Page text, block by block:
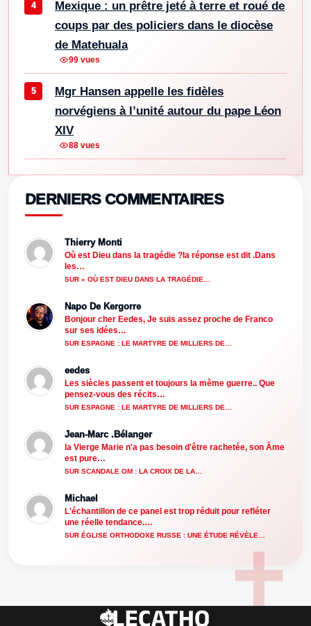
Mexique : un prêtre jeté à terre et roué de
coups par des policiers dans le diocèse
de Matehuala
99 vues
Mgr Hansen appelle les fidèles
norvégiens à l’unité autour du pape Léon
XIV
88 vues
DERNIERS COMMENTAIRES
Thierry Monti
Où est Dieu dans la tragédie ?la réponse est dit .Dans
les…
SUR « OÙ EST DIEU DANS LA TRAGÉDIE…
Napo De Kergorre
Bonjour cher Eedes, Je suis assez proche de Franco
sur ses idées…
SUR ESPAGNE : LE MARTYRE DE MILLIERS DE…
eedes
Les siècles passent et toujours la même guerre.. Que
pensez-vous des récits…
SUR ESPAGNE : LE MARTYRE DE MILLIERS DE…
Jean-Marc .Bélanger
la Vierge Marie n'a pas besoin d'être rachetée, son Âme
est pure…
SUR SCANDALE OM : LA CROIX DE LA…
Michael
L'échantillon de ce panel est trop réduit pour refléter
une réelle tendance.…
SUR ÉGLISE ORTHODOXE RUSSE : UNE ÉTUDE RÉVÈLE…